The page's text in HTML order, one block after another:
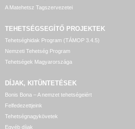
A Matehetsz Tagszervezetei
TEHETSÉGSEGÍTŐ PROJEKTEK
Tehetséghidak Program (TÁMOP 3.4.5)
Nemzeti Tehetség Program
Tehetségek Magyarországa
DÍJAK, KITÜNTETÉSEK
Bonis Bona – A nemzet tehetségeiért
Felfedezettjeink
Tehetségnagykövetek
Egyéb díjak